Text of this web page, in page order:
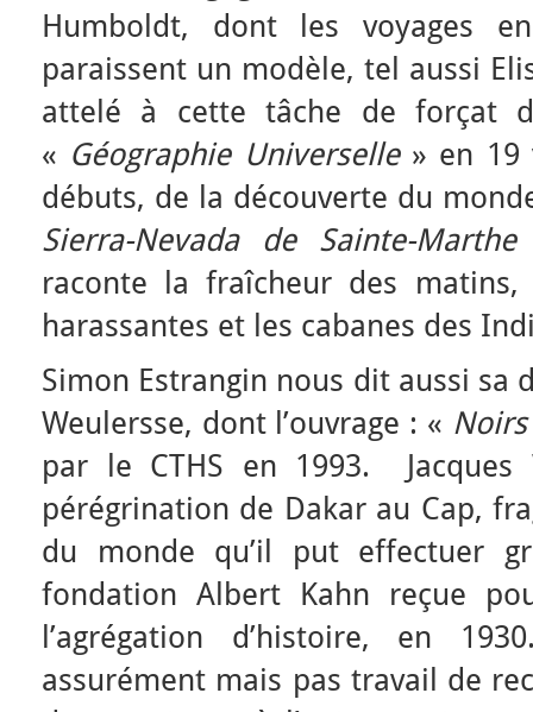
Humboldt, dont les voyages
paraissent un modèle, tel aussi
attelé à cette tâche de forçat
« Géographie Universelle» en 19
débuts, de la découverte du
Sierra-Nevada de Sainte-Marthe
raconte la fraîcheur des
harassantes et les cabanes des
Simon Estrangin nous dit aussi sa
Weulersse, dont l’ouvrage : «
par le CTHS en 1993. Jacques
pérégrination de Dakar au Cap,
du monde qu’il put effectuer
fondation Albert Kahn reçue
l’agrégation d’histoire, en
assurément mais pas travail de